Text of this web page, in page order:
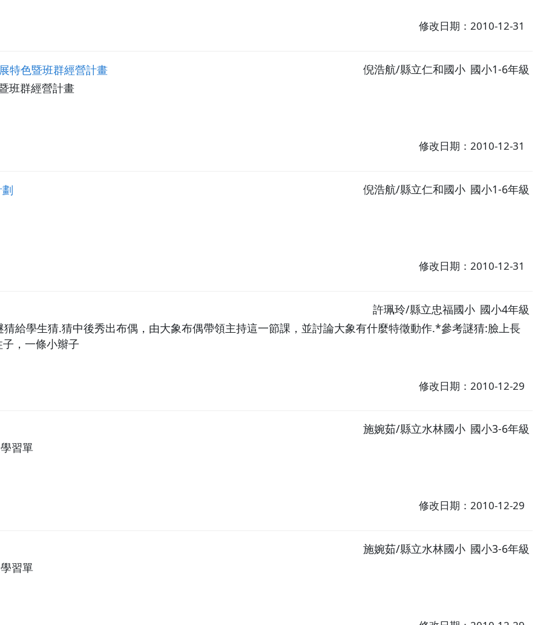
修改日期：2010-12-31
特色暨班群經營計畫 倪浩航/縣立仁和國小 國小1-6年級
班群經營計畫
修改日期：2010-12-31
倪浩航/縣立仁和國小 國小1-6年級
修改日期：2010-12-31
許珮玲/縣立忠福國小 國小4年級
給學生猜.猜中後秀出布偶，由大象布偶帶領主持這一節課，並討論大象有什麼特徵動作.*參考謎猜:臉上長
，一條小辮子
修改日期：2010-12-29
施婉茹/縣立水林國小 國小3-6年級
習單
修改日期：2010-12-29
施婉茹/縣立水林國小 國小3-6年級
習單